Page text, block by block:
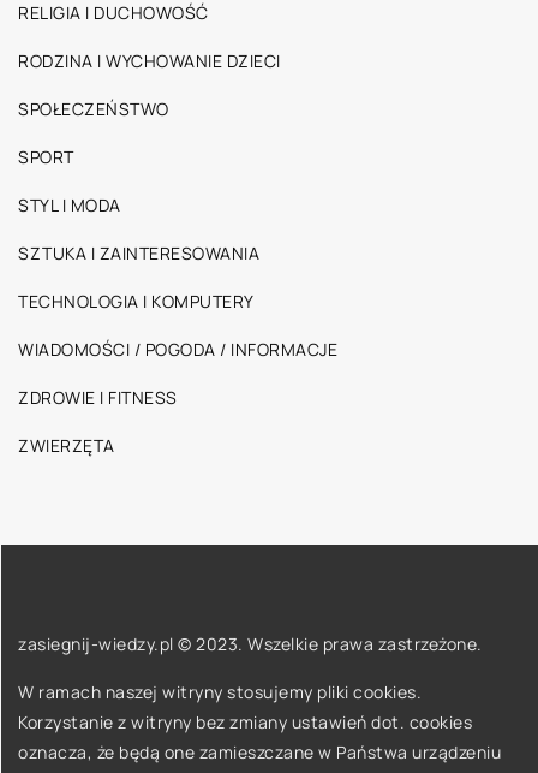
RELIGIA I DUCHOWOŚĆ
RODZINA I WYCHOWANIE DZIECI
SPOŁECZEŃSTWO
SPORT
STYL I MODA
SZTUKA I ZAINTERESOWANIA
TECHNOLOGIA I KOMPUTERY
WIADOMOŚCI / POGODA / INFORMACJE
ZDROWIE I FITNESS
ZWIERZĘTA
zasiegnij-wiedzy.pl © 2023. Wszelkie prawa zastrzeżone.
W ramach naszej witryny stosujemy pliki cookies.
Korzystanie z witryny bez zmiany ustawień dot. cookies
oznacza, że będą one zamieszczane w Państwa urządzeniu